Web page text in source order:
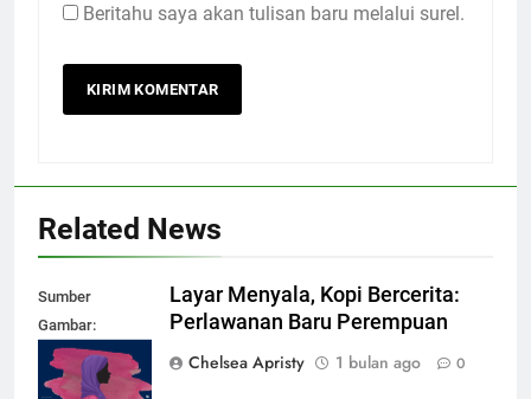
Beritahu saya akan tulisan baru melalui surel.
Related News
Sumber
Gambar:
mubadalah.id
Layar Menyala, Kopi Bercerita:
Perlawanan Baru Perempuan
Chelsea Apristy
1 bulan ago 0